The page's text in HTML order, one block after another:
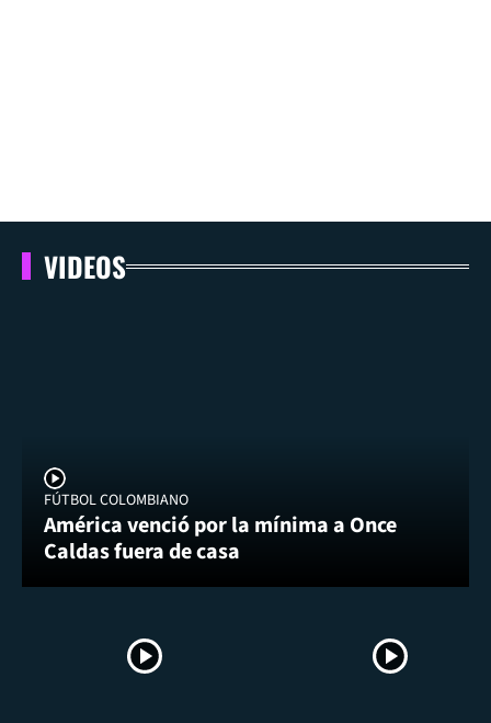
VIDEOS
FÚTBOL COLOMBIANO
América venció por la mínima a Once
Caldas fuera de casa